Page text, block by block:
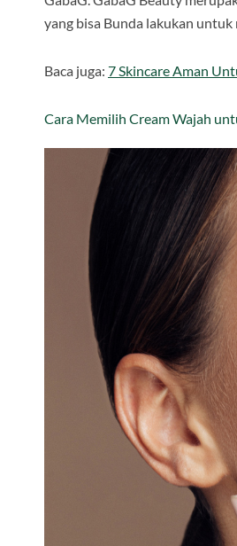
yang bisa Bunda lakukan
Baca juga: 7 Skincare Aman
Cara Memilih Cream Wajah